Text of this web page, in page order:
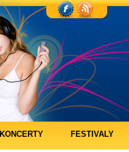
KONCERTY FESTIVALY